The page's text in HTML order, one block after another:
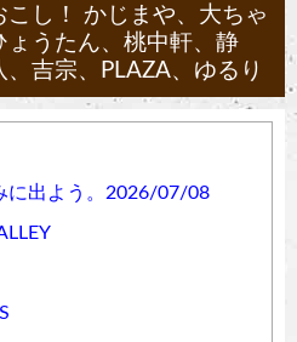
し！ かじまや、大ちゃ
ょうたん、桃中軒、静
吉宗、PLAZA、ゆるり
に出よう。2026/07/08